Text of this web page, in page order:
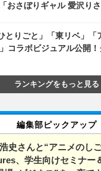
おさぼりギャル 愛沢り
とりごと」「東リベ」
コラボビジュアル公開
ランキングをもっと見る
編集部ピックアップ
史さんと“アニメのし
、学生向けセミナー